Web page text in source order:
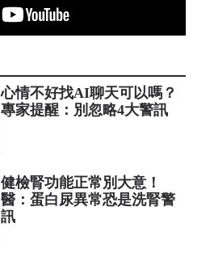
心情不好找AI聊天可以嗎？
專家提醒：別忽略4大警訊
健檢腎功能正常別大意！
醫：蛋白尿異常恐是洗腎警
訊